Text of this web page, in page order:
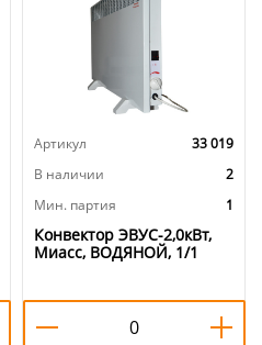
Артикул
33 019
В наличии
2
Мин. партия
1
Конвектор ЭВУС-2,0кВт,
Миасс, ВОДЯНОЙ, 1/1